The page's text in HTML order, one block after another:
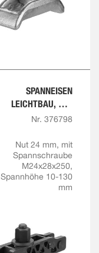
SPANNEISEN
LEICHTBAU, MIT
VERSTELLBARER
KOMPLETT
Nr. 376798
Nut 24 mm, mit
Spannschraube
M24x28x250,
Spannhöhe 10-130
mm